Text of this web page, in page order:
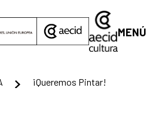
MENÚ
¡Queremos Pintar!